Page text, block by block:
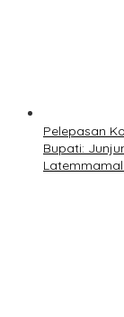
Pelepasan
Bupati: